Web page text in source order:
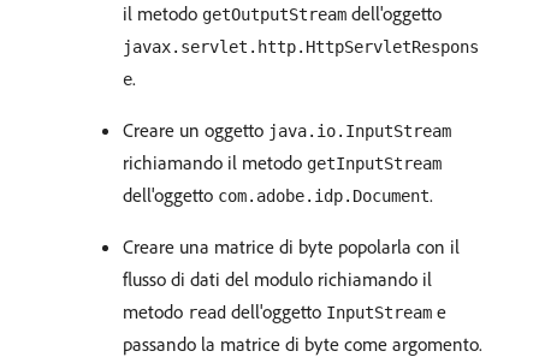
il metodo getOutputStream dell'oggetto
javax.servlet.http.HttpServletRespons
e.
Creare un oggetto java.io.InputStream
richiamando il metodo getInputStream
dell'oggetto com.adobe.idp.Document.
Creare una matrice di byte popolarla con il
flusso di dati del modulo richiamando il
metodo read dell'oggetto InputStream e
passando la matrice di byte come argomento.